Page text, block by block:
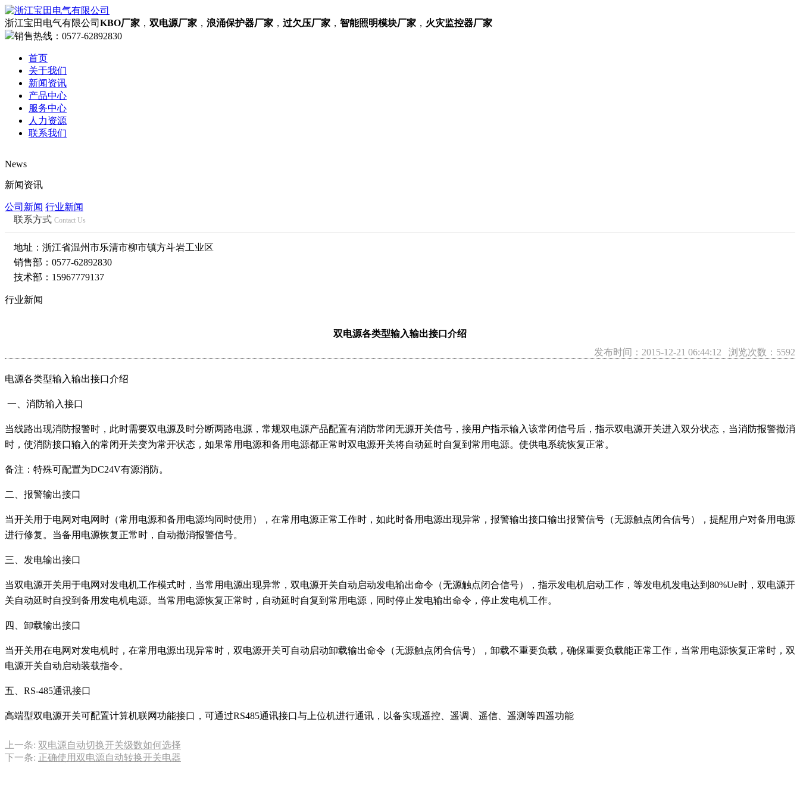
浙江宝田电气有限公司 KBO厂家 ， 双电源厂家 ， 浪涌保护器厂家 ， 过欠压厂家 ， 智能照明模块厂家 ， 火灾监控器厂家
销售热线： 0577-62892830
首页
关于我们
新闻资讯
产品中心
服务中心
人力资源
联系我们
了解更多
资质荣誉
浙江宝田电气有限公司坐落于中国电气之都-柳市镇，是一家集科研、生产、销售、安装维修服务为一体的专业工控自动化电气制造商，主要生产双电源自动转换开关系列、KBO
行业新闻
浪涌保护器厂家告诉你什么是浪涌？ 如何选择正确的开关电源 双电源自动转换开关的分类及定义 双电源的发展史 双电源自动切换开关的特点及工作模式
了解更多
如何通过元器件选型提高开关电源可靠性?
了解更多
产品分类
产品目录
BTCPS系列控制与保护开关 双电源自动转换开关 数显表系列 后备保护器 BTC1系列浪涌保护器 BTGQY过欠压保护器 智能照明控制模块系列 电气火灾监控探测器系列
了解更多
在线留言
保证为用户提供良好的售前、售后服务，为用户在订购前介绍产品性能及使用要求，提供有关资料。用户需求进行技术培训，对用户进行质量跟踪、用户访问，及时根据用户需
了解更多
如您对我们的产品或服务有什么问题或建议，请填写下面这张表单发送给我们，我们将不断改进的产品和服务作为对您的回报。
News
新闻资讯
公司新闻 行业新闻
联系方式 Contact Us
地址：浙江省温州市乐清市柳市镇方斗岩工业区
销售部：0577-62892830
技术部：15967779137
行业新闻
双电源各类型输入输出接口介绍
发布时间：2015-12-21 06:44:12 浏览次数：5592
电源各类型输入输出接口介绍
一、消防输入接口
当线路出现消防报警时，此时需要双电源及时分断两路电源，常规双电源产品配置有消防常闭无源开关信号，接用户指示输入该常闭信号后，指示双电源开关进入双分状态，当消防报警撤消
时，使消防接口输入的常闭开关变为常开状态，如果常用电源和备用电源都正常时双电源开关将自动延时自复到常用电源。使供电系统恢复正常。
备注：特殊可配置为DC24V有源消防。
二、报警输出接口
当开关用于电网对电网时（常用电源和备用电源均同时使用），在常用电源正常工作时，如此时备用电源出现异常，报警输出接口输出报警信号（无源触点闭合信号），提醒用户对备用电源
进行修复。当备用电源恢复正常时，自动撤消报警信号。
三、发电输出接口
当双电源开关用于电网对发电机工作模式时，当常用电源出现异常，双电源开关自动启动发电输出命令（无源触点闭合信号），指示发电机启动工作，等发电机发电达到80%Ue时，双电源开
关自动延时自投到备用发电机电源。当常用电源恢复正常时，自动延时自复到常用电源，同时停止发电输出命令，停止发电机工作。
四、卸载输出接口
当开关用在电网对发电机时，在常用电源出现异常时，双电源开关可自动启动卸载输出命令（无源触点闭合信号），卸载不重要负载，确保重要负载能正常工作，当常用电源恢复正常时，双
电源开关自动启动装载指令。
五、RS-485通讯接口
高端型双电源开关可配置计算机联网功能接口，可通过RS485通讯接口与上位机进行通讯，以备实现遥控、遥调、遥信、遥测等四遥功能
上一条: 双电源自动切换开关级数如何选择
下一条: 正确使用双电源自动转换开关电器